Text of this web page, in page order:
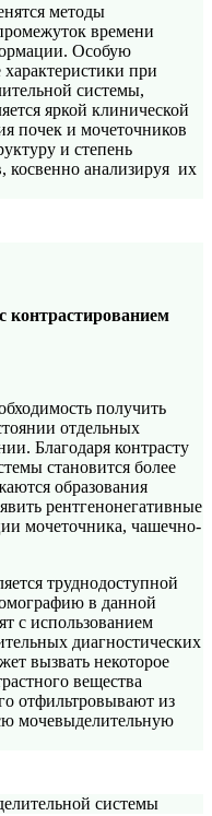
методы
времени
Особую
при
системы,
яркой клинической
почек и мочеточников
и степень
косвенно анализируя их
контрастированием
получить
отдельных
Благодаря контрасту
становится более
образования
рентгенонегативные
мочеточника, чашечно-
труднодоступной
в данной
с использованием
диагностических
вызвать некоторое
вещества
отфильтровывают из
мочевыделительную
системы